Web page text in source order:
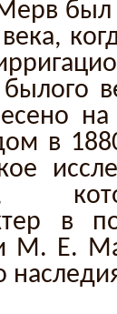
в
в
М. Е.